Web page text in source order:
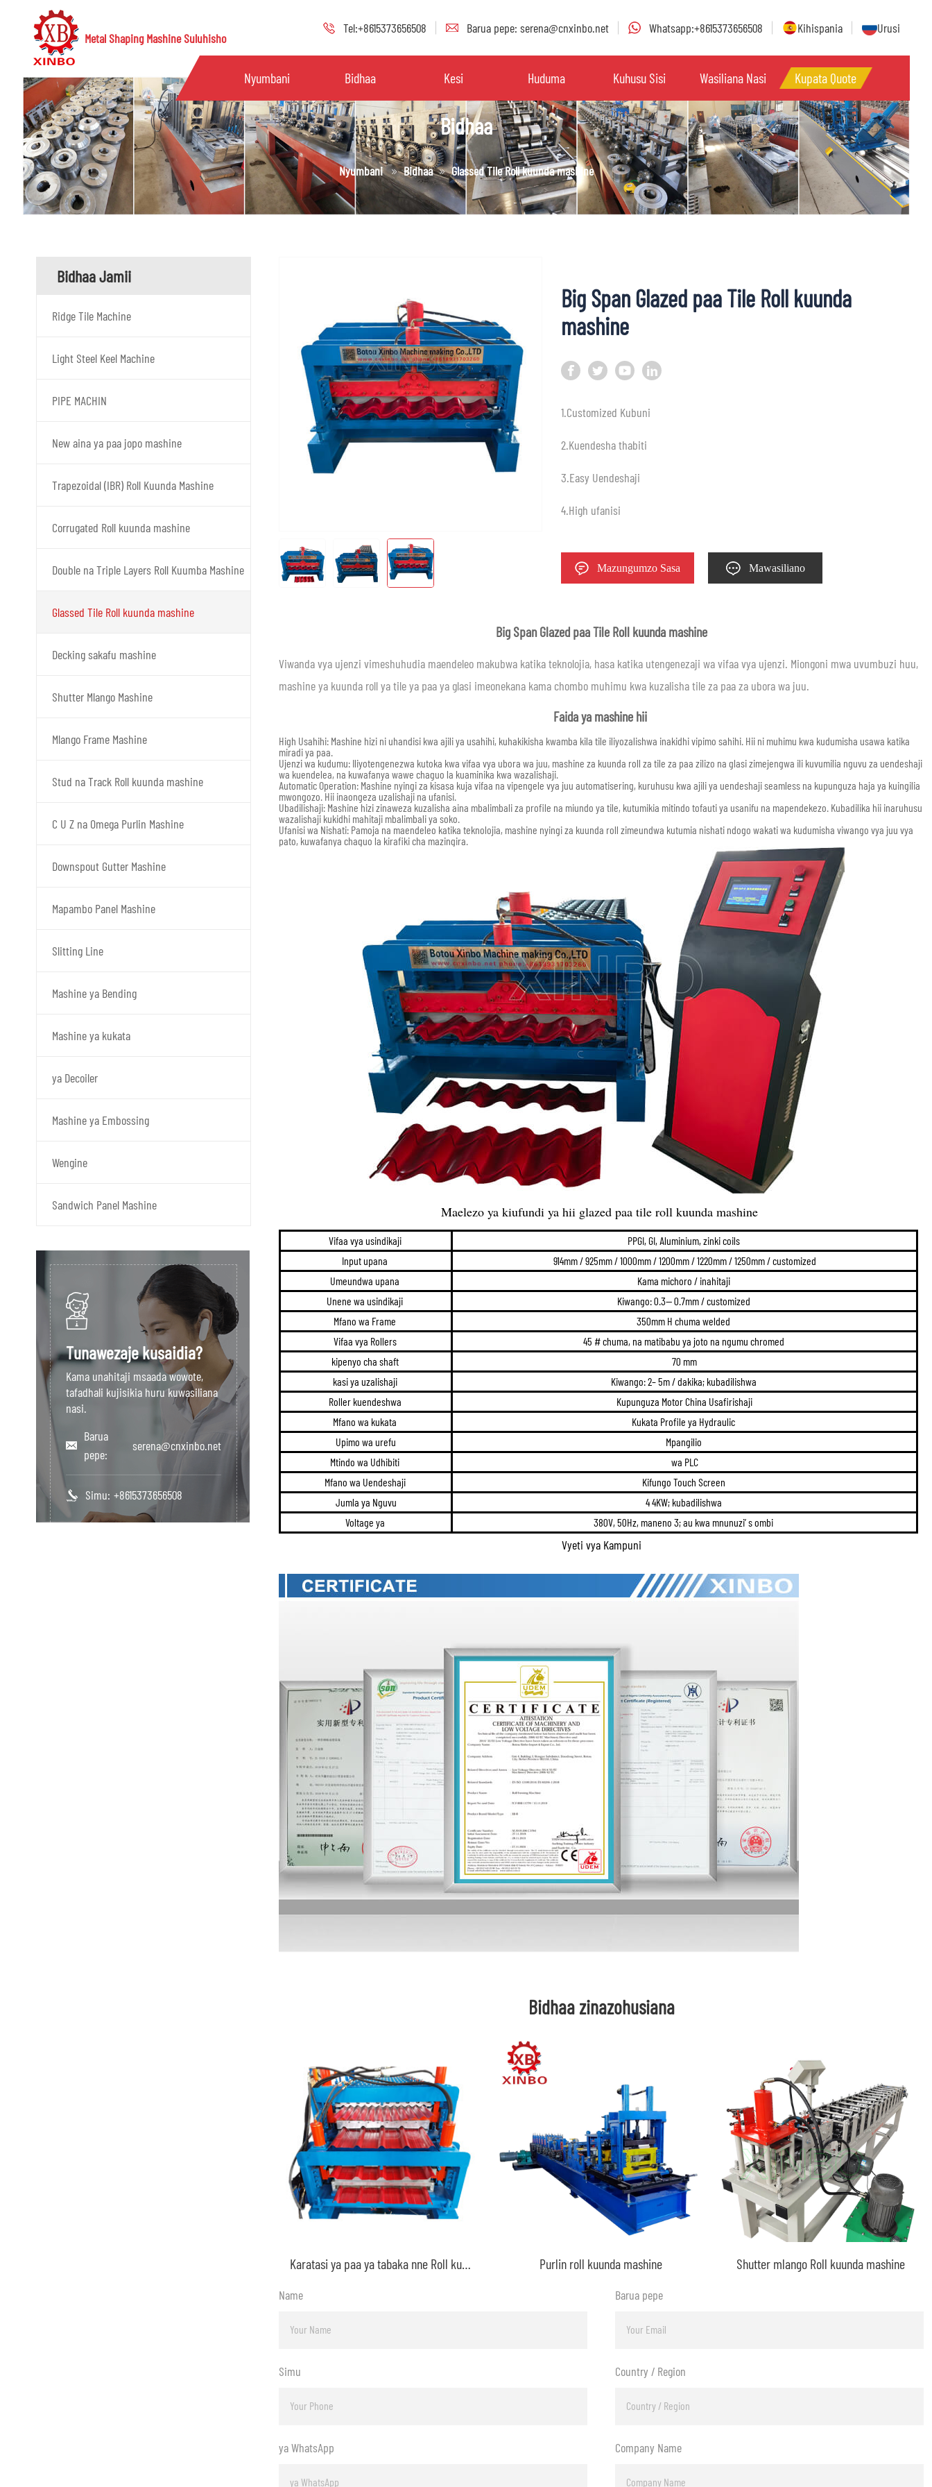
Metal Shaping Mashine Suluhisho
Tel:+8615373656508 Barua pepe: serena@cnxinbo.net Whatsapp:+8615373656508 Kihispania Urusi
Nyumbani Bidhaa Kesi Huduma Kuhusu Sisi Wasiliana Nasi Kupata Quote
Bidhaa
Nyumbani Bidhaa Glassed Tile Roll kuunda mashine
Bidhaa Jamii
Ridge Tile Machine
Light Steel Keel Machine
PIPE MACHIN
New aina ya paa jopo mashine
Trapezoidal (IBR) Roll Kuunda Mashine
Corrugated Roll kuunda mashine
Double na Triple Layers Roll Kuumba Mashine
Glassed Tile Roll kuunda mashine
Decking sakafu mashine
Shutter Mlango Mashine
Mlango Frame Mashine
Stud na Track Roll kuunda mashine
C U Z na Omega Purlin Mashine
Downspout Gutter Mashine
Mapambo Panel Mashine
Slitting Line
Mashine ya Bending
Mashine ya kukata
ya Decoiler
Mashine ya Embossing
Wengine
Sandwich Panel Mashine
Tunawezaje kusaidia?
Kama unahitaji msaada wowote,
tafadhali kujisikia huru kuwasiliana
nasi.
Barua
pepe:
serena@cnxinbo.net
Simu: +8615373656508
Big Span Glazed paa Tile Roll kuunda
mashine
1.Customized Kubuni
2.Kuendesha thabiti
3.Easy Uendeshaji
4.High ufanisi
Mazungumzo Sasa Mawasiliano
Big Span Glazed paa Tile Roll kuunda mashine
Viwanda vya ujenzi vimeshuhudia maendeleo makubwa katika teknolojia, hasa katika utengenezaji wa vifaa vya ujenzi. Miongoni mwa uvumbuzi huu,
mashine ya kuunda roll ya tile ya paa ya glasi imeonekana kama chombo muhimu kwa kuzalisha tile za paa za ubora wa juu.
Faida ya mashine hii
High Usahihi: Mashine hizi ni uhandisi kwa ajili ya usahihi, kuhakikisha kwamba kila tile iliyozalishwa inakidhi vipimo sahihi. Hii ni muhimu kwa kudumisha usawa katika
miradi ya paa.
Ujenzi wa kudumu: Iliyotengenezwa kutoka kwa vifaa vya ubora wa juu, mashine za kuunda roll za tile za paa zilizo na glasi zimejengwa ili kuvumilia nguvu za uendeshaji
wa kuendelea, na kuwafanya wawe chaguo la kuaminika kwa wazalishaji.
Automatic Operation: Mashine nyingi za kisasa kuja vifaa na vipengele vya juu automatisering, kuruhusu kwa ajili ya uendeshaji seamless na kupunguza haja ya kuingilia
mwongozo. Hii inaongeza uzalishaji na ufanisi.
Ubadilishaji: Mashine hizi zinaweza kuzalisha aina mbalimbali za profile na miundo ya tile, kutumikia mitindo tofauti ya usanifu na mapendekezo. Kubadilika hii inaruhusu
wazalishaji kukidhi mahitaji mbalimbali ya soko.
Ufanisi wa Nishati: Pamoja na maendeleo katika teknolojia, mashine nyingi za kuunda roll zimeundwa kutumia nishati ndogo wakati wa kudumisha viwango vya juu vya
pato, kuwafanya chaguo la kirafiki cha mazingira.
Maelezo ya kiufundi ya hii glazed paa tile roll kuunda mashine
Vifaa vya usindikaji
PPGI, GI, Aluminium, zinki coils
Input upana
914mm / 925mm / 1000mm / 1200mm / 1220mm / 1250mm / customized
Umeundwa upana
Kama michoro / inahitaji
Unene wa usindikaji
Kiwango: 0.3— 0.7mm / customized
Mfano wa Frame
350mm H chuma welded
Vifaa vya Rollers
45 # chuma, na matibabu ya joto na ngumu chromed
kipenyo cha shaft
70 mm
kasi ya uzalishaji
Kiwango: 2– 5m / dakika; kubadilishwa
Roller kuendeshwa
Kupunguza Motor China Usafirishaji
Mfano wa kukata
Kukata Profile ya Hydraulic
Upimo wa urefu
Mpangilio
Mtindo wa Udhibiti
wa PLC
Mfano wa Uendeshaji
Kifungo Touch Screen
Jumla ya Nguvu
4 4KW; kubadilishwa
Voltage ya
380V, 50Hz, maneno 3; au kwa mnunuzi’ s ombi
Vyeti vya Kampuni
Bidhaa zinazohusiana
Purlin roll kuunda mashine Shutter mlango Roll kuunda mashine
Name Barua pepe
Simu Country / Region
ya WhatsApp Company Name